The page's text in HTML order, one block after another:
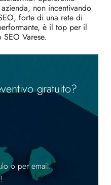
non incentivando
forte di una rete di
è il top per il
Varese.
gratuito?
o per email.